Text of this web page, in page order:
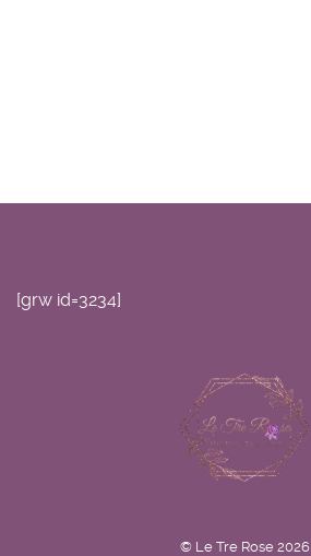
[grw id=3234]
© Le Tre Rose 2026